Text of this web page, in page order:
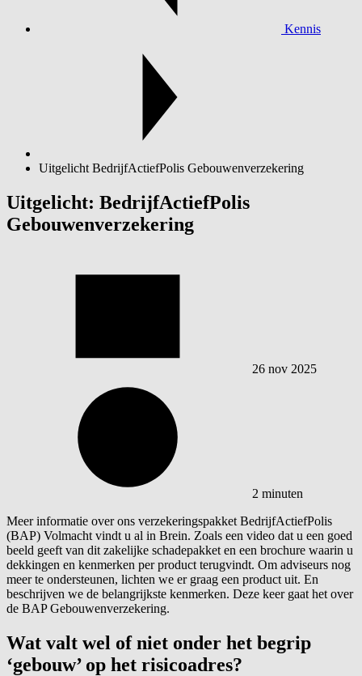
Kennis
Uitgelicht BedrijfActiefPolis Gebouwenverzekering
Uitgelicht: BedrijfActiefPolis
Gebouwenverzekering
26 nov 2025
2 minuten
Meer informatie over ons verzekeringspakket BedrijfActiefPolis
(BAP) Volmacht vindt u al in Brein. Zoals een video dat u een goed
beeld geeft van dit zakelijke schadepakket en een brochure waarin u
dekkingen en kenmerken per product terugvindt. Om adviseurs nog
meer te ondersteunen, lichten we er graag een product uit. En
beschrijven we de belangrijkste kenmerken. Deze keer gaat het over
de BAP Gebouwenverzekering.
Wat valt wel of niet onder het begrip
‘gebouw’ op het risicoadres?